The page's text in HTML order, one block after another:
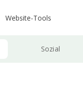
Website-Tools
Sozial